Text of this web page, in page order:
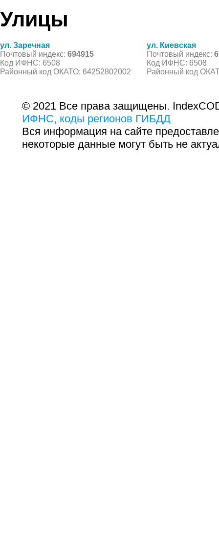
Улицы
ул. Заречная
Почтовый индекс: 694915
Код ИФНС: 6508
Районный код ОКАТО: 64252802002
ул. Киевская
Почтовый индекс:
Код ИФНС: 6508
Районный код
© 2021 Все права защищены.
ИФНС, коды регионов ГИБДД
Вся информация на сайте
некоторые данные могут быть не